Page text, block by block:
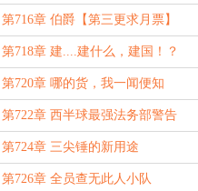
第716章 伯爵【第三更求月票】
第718章 建....建什么，建国！？
第720章 哪的货，我一闻便知
第722章 西半球最强法务部警告
第724章 三尖锤的新用途
第726章 全员查无此人小队